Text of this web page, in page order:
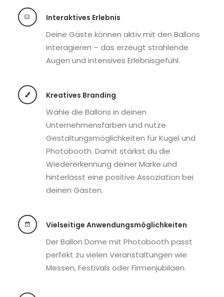
Interaktives Erlebnis
Deine Gäste können aktiv mit den Ballons
interagieren – das erzeugt strahlende
Augen und intensives Erlebnisgefühl.
Kreatives Branding
Wähle die Ballons in deinen
Unternehmensfarben und nutze
Gestaltungsmöglichkeiten für Kugel und
Photobooth. Damit stärkst du die
Wiedererkennung deiner Marke und
hinterlässt eine positive Assoziation bei
deinen Gästen.
Vielseitige Anwendungsmöglichkeiten
Der Ballon Dome mit Photobooth passt
perfekt zu vielen Veranstaltungen wie
Messen, Festivals oder Firmenjubiläen.